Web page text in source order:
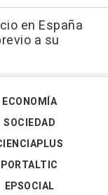
en España
a su
ECONOMÍA
SOCIEDAD
PORTALTIC
EPSOCIAL